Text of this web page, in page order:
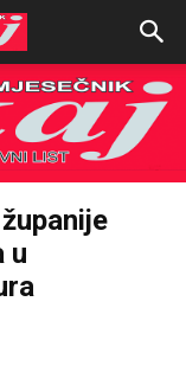
u